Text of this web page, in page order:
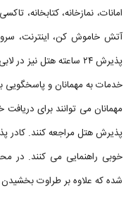
امانات، نمازخانه، کتابخانه،
آتش خاموش کن، اینترنت،
پذیرش ۲۴ ساعته هتل
خدمات به مهمانان و پاسخگویی
مهمانان می توانند برای
پذیرش هتل مراجعه کنند. کادر
خوبی راهنمایی می کنند. در
شده که علاوه بر طراوت